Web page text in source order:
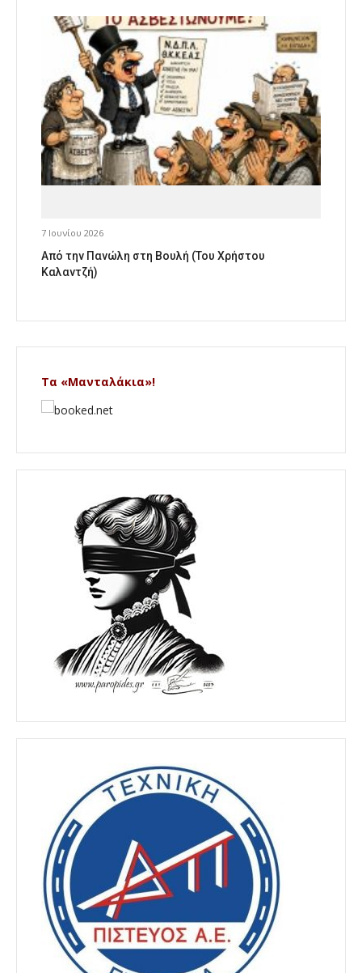
7 Ιουνίου 2026
Από την Πανώλη στη Βουλή (Του Χρήστου
Καλαντζή)
Τα «Μανταλάκια»!